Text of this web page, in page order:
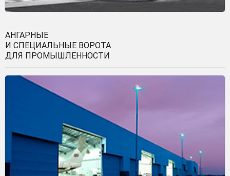
АНГАРНЫЕ
И СПЕЦИАЛЬНЫЕ ВОРОТА
ДЛЯ ПРОМЫШЛЕННОСТИ